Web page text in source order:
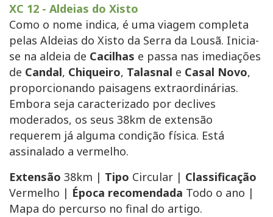
XC 12 - Aldeias do Xisto
Como o nome indica, é uma viagem completa
pelas Aldeias do Xisto da Serra da Lousã. Inicia-
se na aldeia de Cacilhas e passa nas imediações
de Candal, Chiqueiro, Talasnal e Casal Novo,
proporcionando paisagens extraordinárias.
Embora seja caracterizado por declives
moderados, os seus 38km de extensão
requerem já alguma condição física. Está
assinalado a vermelho.
Extensão 38km | Tipo Circular | Classificação
Vermelho | Época recomendada Todo o ano |
Mapa do percurso no final do artigo.